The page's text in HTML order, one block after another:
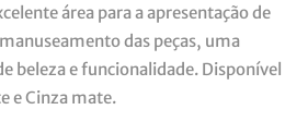
área para a apresentação de
das peças, uma
beleza e funcionalidade. Disponível
e Cinza mate.